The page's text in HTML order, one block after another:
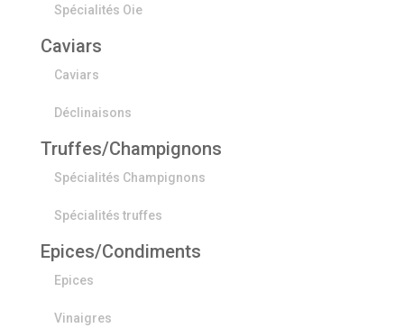
Spécialités Oie
Caviars
Caviars
Déclinaisons
Truffes/Champignons
Spécialités Champignons
Spécialités truffes
Epices/Condiments
Epices
Vinaigres